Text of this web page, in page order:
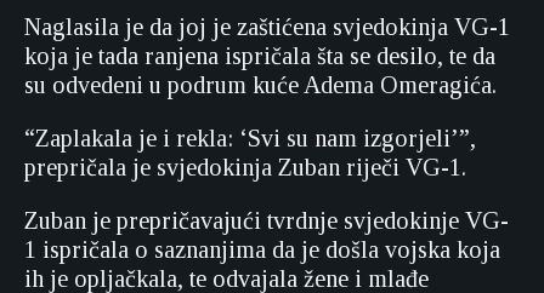
Naglasila je da joj je zaštićena svjedokinja VG-1
koja je tada ranjena ispričala šta se desilo, te da
su odvedeni u podrum kuće Adema Omeragića.
“Zaplakala je i rekla: ‘Svi su nam izgorjeli’”,
prepričala je svjedokinja Zuban riječi VG-1.
Zuban je prepričavajući tvrdnje svjedokinje VG-
1 ispričala o saznanjima da je došla vojska koja
ih je opljačkala, te odvajala žene i mlađe